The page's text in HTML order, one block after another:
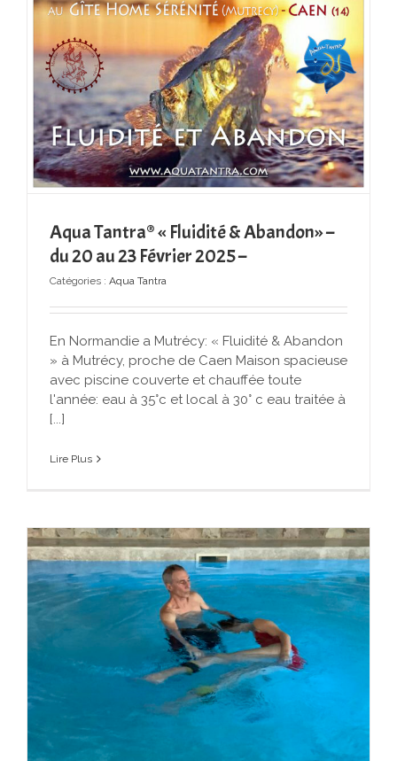
Aqua Tantra® « Fluidité & Abandon» –
du 20 au 23 Février 2025 –
Catégories : Aqua Tantra
En Normandie a Mutrécy: « Fluidité & Abandon
» à Mutrécy, proche de Caen Maison spacieuse
avec piscine couverte et chauffée toute
l'année: eau à 35°c et local à 30° c eau traitée à
[...]
Lire Plus